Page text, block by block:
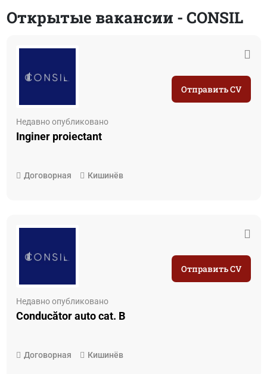
Открытые вакансии - CONSIL
Недавно опубликовано
Inginer proiectant
Договорная Кишинёв
Отправить CV
Недавно опубликовано
Conducător auto cat. B
Договорная Кишинёв
Отправить CV